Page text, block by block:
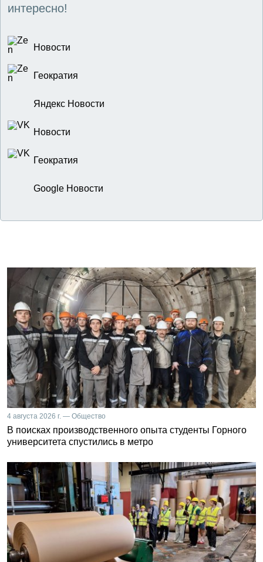
интересно!
Новости
Геократия
Яндекс Новости
Новости
Геократия
Google Новости
4 августа 2026 г. — Общество
В поисках производственного опыта студенты Горного
университета спустились в метро